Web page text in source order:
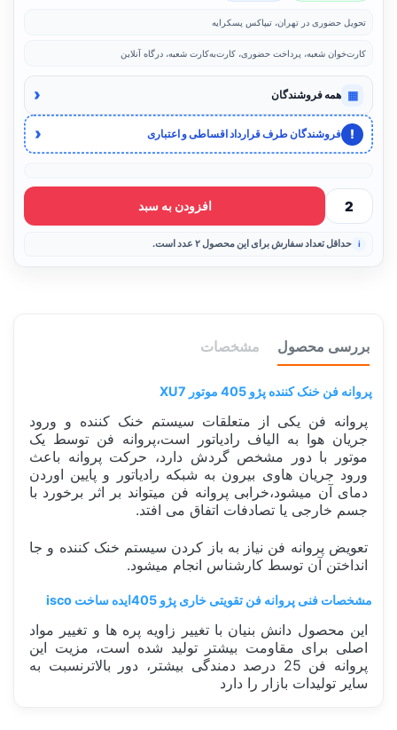
تحویل حضوری در تهران، تیپاکس پسکرایه
کارت‌خوان شعبه، پرداخت حضوری، کارت‌به‌کارت شعبه، درگاه آنلاین
▦ همه فروشندگان ‹
! فروشندگان طرف قرارداد اقساطی و اعتباری ‹
افزودن به سبد
حداقل تعداد سفارش برای این محصول ۲ عدد است.
بررسی محصول مشخصات
پروانه فن خنک کننده پژو 405 موتور XU7
پروانه فن یکی از متعلقات سیستم خنک کننده و ورود
جریان هوا به الیاف رادیاتور است،پروانه فن توسط یک
موتور با دور مشخص گردش دارد، حرکت پروانه باعث
ورود جریان هاوی بیرون به شبکه رادیاتور و پایین اوردن
دمای آن میشود،خرابی پروانه فن میتواند بر اثر برخورد با
جسم خارجی یا تصادفات اتفاق می افتد.
تعویض پروانه فن نیاز به باز کردن سیستم خنک کننده و جا
انداختن آن توسط کارشناس انجام میشود.
مشخصات فنی پروانه فن تقویتی خاری پژو 405ایده ساخت isco
این محصول دانش بنیان با تغییر زاویه پره ها و تغییر مواد
اصلی برای مقاومت بیشتر تولید شده است، مزیت این
پروانه فن 25 درصد دمندگی بیشتر، دور بالاترنسبت به
سایر تولیدات بازار را دارد